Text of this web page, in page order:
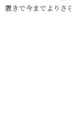
置きで今までより